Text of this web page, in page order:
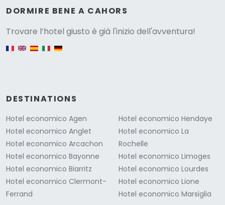
DORMIRE BENE A CAHORS
Trovare l’hotel giusto è già l'inizio dell'avventura!
DESTINATIONS
Hotel economico Agen
Hotel economico Anglet
Hotel economico Arcachon
Hotel economico Bayonne
Hotel economico Biarritz
Hotel economico Clermont-
Ferrand
Hotel economico Hendaye
Hotel economico La
Rochelle
Hotel economico Limoges
Hotel economico Lourdes
Hotel economico Lione
Hotel economico Marsiglia